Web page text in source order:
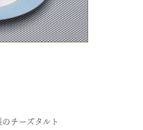
チーズタルト